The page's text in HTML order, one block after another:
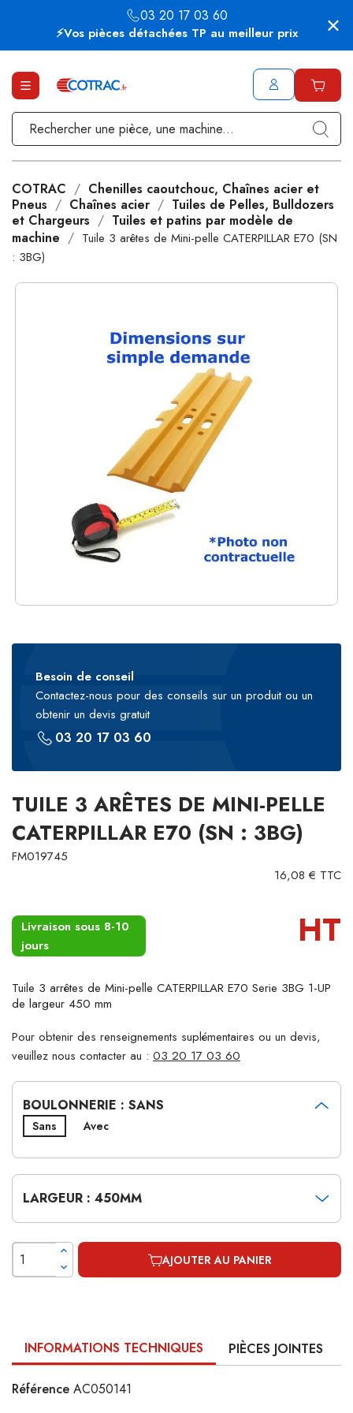
⚡Vos pièces détachées TP au meilleur prix
03 20 17 03 60
COTRAC
Chenilles caoutchouc, Chaînes acier et
Pneus
Chaînes acier
Tuiles de Pelles, Bulldozers
et Chargeurs
Tuiles et patins par modèle de
machine
Tuile 3 arêtes de Mini-pelle CATERPILLAR E70 (SN
: 3BG)
Besoin de conseil
Contactez-nous pour des conseils sur un produit ou un
obtenir un devis gratuit
03 20 17 03 60
TUILE 3 ARÊTES DE MINI-PELLE
CATERPILLAR E70 (SN : 3BG)
FM019745
16,08 € TTC
Livraison sous 8-10
jours
HT
Tuile 3 arrêtes de Mini-pelle CATERPILLAR E70 Serie 3BG 1-UP
de largeur 450 mm
Pour obtenir des renseignements suplémentaires ou un devis,
veuillez nous contacter au : 03 20 17 03 60
BOULONNERIE : SANS
Sans Avec
LARGEUR : 450MM
AJOUTER AU PANIER
INFORMATIONS TECHNIQUES PIÈCES JOINTES
Référence AC050141